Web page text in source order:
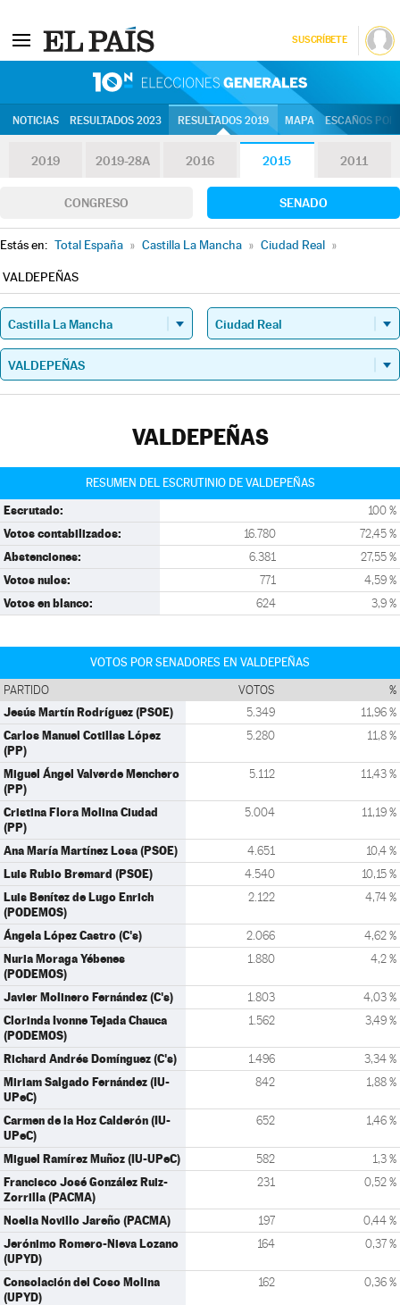
SUSCRÍBETE
NOTICIAS RESULTADOS 2023 RESULTADOS 2019 MAPA ESCAÑOS
2019 2019-28A 2016 2015 2011
CONGRESO SENADO
Estás en: Total España » Castilla La Mancha » Ciudad Real »
VALDEPEÑAS
VALDEPEÑAS
RESUMEN DEL ESCRUTINIO DE VALDEPEÑAS
Escrutado: 100 %
Votos contabilizados: 16.780 72,45 %
Abstenciones: 6.381 27,55 %
Votos nulos: 771 4,59 %
Votos en blanco: 624 3,9 %
VOTOS POR SENADORES EN VALDEPEÑAS
PARTIDO VOTOS %
Jesús Martín Rodríguez (PSOE) 5.349 11,96 %
Carlos Manuel Cotillas López
(PP)
5.280 11,8 %
Miguel Ángel Valverde Menchero
(PP)
5.112 11,43 %
Cristina Flora Molina Ciudad
(PP)
5.004 11,19 %
Ana María Martínez Losa (PSOE) 4.651 10,4 %
Luis Rubio Bremard (PSOE) 4.540 10,15 %
Luis Benítez de Lugo Enrich
(PODEMOS)
2.122 4,74 %
Ángela López Castro (C's) 2.066 4,62 %
Nuria Moraga Yébenes
(PODEMOS)
1.880 4,2 %
Javier Molinero Fernández (C's) 1.803 4,03 %
Clorinda Ivonne Tejada Chauca
(PODEMOS)
1.562 3,49 %
Richard Andrés Domínguez (C's) 1.496 3,34 %
Miriam Salgado Fernández (IU-
UPeC)
842 1,88 %
Carmen de la Hoz Calderón (IU-
UPeC)
652 1,46 %
Miguel Ramírez Muñoz (IU-UPeC) 582 1,3 %
Francisco José González Ruiz-
Zorrilla (PACMA)
231 0,52 %
Noelia Novillo Jareño (PACMA) 197 0,44 %
Jerónimo Romero-Nieva Lozano
(UPYD)
164 0,37 %
Consolación del Coso Molina
(UPYD)
162 0,36 %